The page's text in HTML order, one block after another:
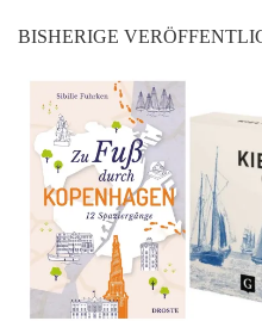
BISHERIGE